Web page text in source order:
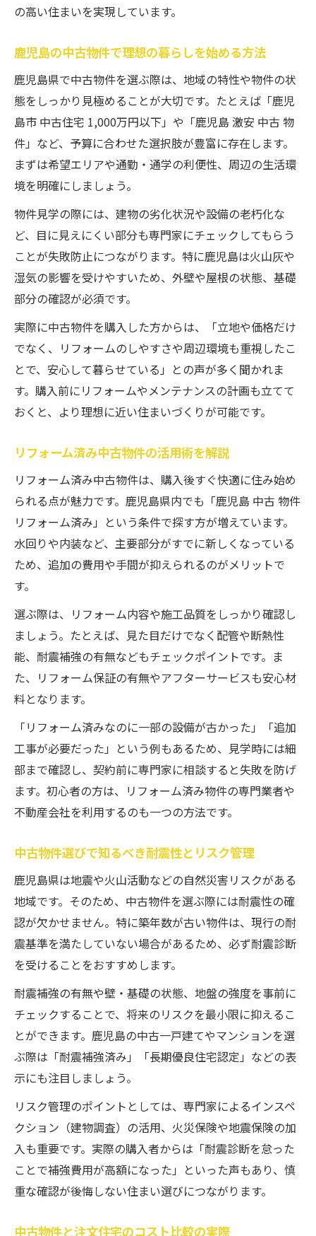
の高い住まいを実現しています。
鹿児島の中古物件で理想の暮らしを始める方法
鹿児島県で中古物件を選ぶ際は、地域の特性や物件の状
態をしっかり見極めることが大切です。たとえば「鹿児
島市 中古住宅 1,000万円以下」や「鹿児島 激安 中古 物
件」など、予算に合わせた選択肢が豊富に存在します。
まずは希望エリアや通勤・通学の利便性、周辺の生活環
境を明確にしましょう。
物件見学の際には、建物の劣化状況や設備の老朽化な
ど、目に見えにくい部分も専門家にチェックしてもらう
ことが失敗防止につながります。特に鹿児島は火山灰や
湿気の影響を受けやすいため、外壁や屋根の状態、基礎
部分の確認が必須です。
実際に中古物件を購入した方からは、「立地や価格だけ
でなく、リフォームのしやすさや周辺環境も重視したこ
とで、安心して暮らせている」との声が多く聞かれま
す。購入前にリフォームやメンテナンスの計画も立てて
おくと、より理想に近い住まいづくりが可能です。
リフォーム済み中古物件の活用術を解説
リフォーム済み中古物件は、購入後すぐ快適に住み始め
られる点が魅力です。鹿児島県内でも「鹿児島 中古 物件
リフォーム済み」という条件で探す方が増えています。
水回りや内装など、主要部分がすでに新しくなっている
ため、追加の費用や手間が抑えられるのがメリットで
す。
選ぶ際は、リフォーム内容や施工品質をしっかり確認し
ましょう。たとえば、見た目だけでなく配管や断熱性
能、耐震補強の有無などもチェックポイントです。ま
た、リフォーム保証の有無やアフターサービスも安心材
料となります。
「リフォーム済みなのに一部の設備が古かった」「追加
工事が必要だった」という例もあるため、見学時には細
部まで確認し、契約前に専門家に相談すると失敗を防げ
ます。初心者の方は、リフォーム済み物件の専門業者や
不動産会社を利用するのも一つの方法です。
中古物件選びで知るべき耐震性とリスク管理
鹿児島県は地震や火山活動などの自然災害リスクがある
地域です。そのため、中古物件を選ぶ際には耐震性の確
認が欠かせません。特に築年数が古い物件は、現行の耐
震基準を満たしていない場合があるため、必ず耐震診断
を受けることをおすすめします。
耐震補強の有無や壁・基礎の状態、地盤の強度を事前に
チェックすることで、将来のリスクを最小限に抑えるこ
とができます。鹿児島の中古一戸建てやマンションを選
ぶ際は「耐震補強済み」「長期優良住宅認定」などの表
示にも注目しましょう。
リスク管理のポイントとしては、専門家によるインスペ
クション（建物調査）の活用、火災保険や地震保険の加
入も重要です。実際の購入者からは「耐震診断を怠った
ことで補強費用が高額になった」といった声もあり、慎
重な確認が後悔しない住まい選びにつながります。
中古物件と注文住宅のコスト比較の実際